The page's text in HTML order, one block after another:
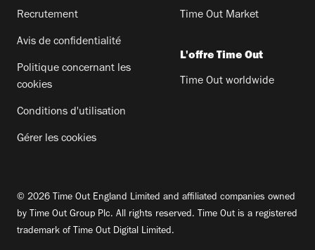
Recrutement
Avis de confidentialité
Politique concernant les
cookies
Conditions d'utilisation
Gérer les cookies
Time Out Market
L'offre Time Out
Time Out worldwide
© 2026 Time Out England Limited and affiliated companies owned
by Time Out Group Plc. All rights reserved. Time Out is a registered
trademark of Time Out Digital Limited.